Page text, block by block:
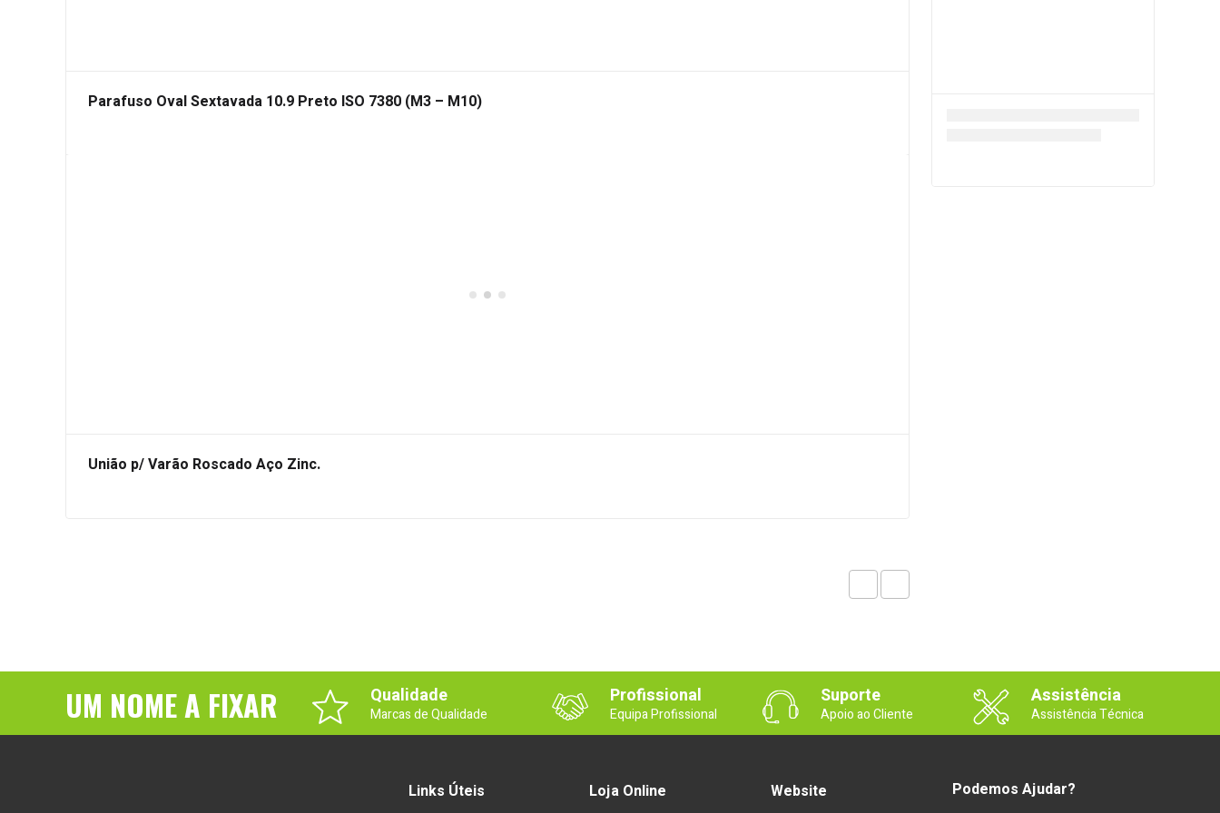
Parafuso Oval Sextavada 10.9 Preto ISO 7380 (M3 – M10)
União p/ Varão Roscado Aço Zinc.
UM NOME A FIXAR Qualidade
Marcas de Qualidade
Profissional
Equipa Profissional
Suporte
Apoio ao Cliente
Assistência
Assistência Técnica
Links Úteis Loja Online Website Podemos Ajudar?